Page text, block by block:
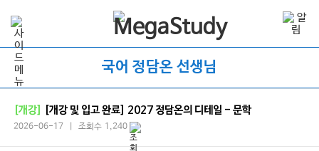
국어 정담온 선생님
[개강] [개강 및 입고 완료] 2027 정담온의 디테일 - 문학
2026-06-17 | 조회수 1,240